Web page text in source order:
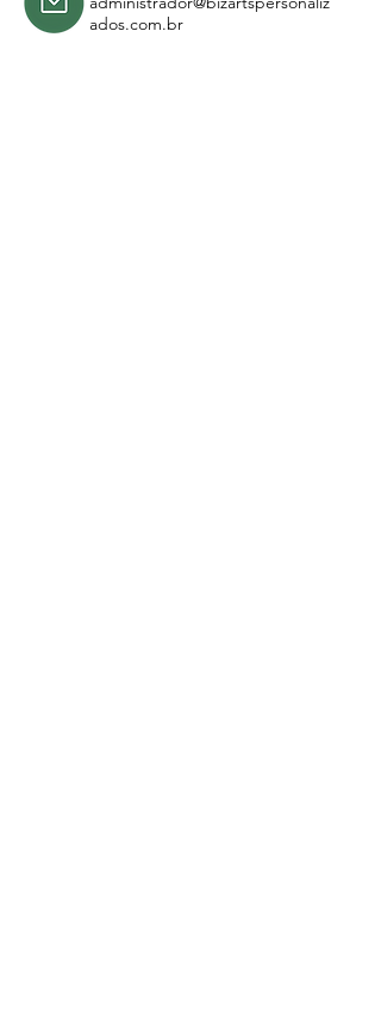
ados.com.br